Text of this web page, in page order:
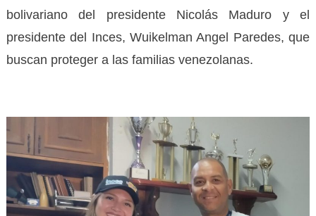
bolivariano del presidente Nicolás Maduro y el
presidente del Inces, Wuikelman Angel Paredes, que
buscan proteger a las familias venezolanas.